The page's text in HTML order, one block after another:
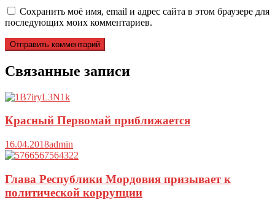
Сохранить моё имя, email и адрес сайта в этом браузере для
последующих моих комментариев.
Связанные записи
Красный Первомай приближается
16.04.2018admin
Глава Республики Мордовия призывает к
политической коррупции